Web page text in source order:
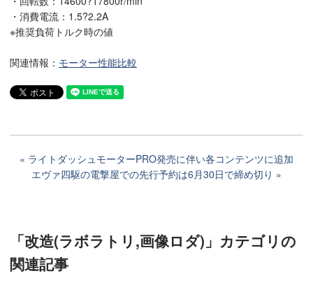
・消費電流：1.5?2.2A
※推奨負荷トルク時の値
関連情報： モーター性能比較
ライトダッシュモーターPRO発売に伴い各コンテンツに追加
エヴァ四駆の電撃屋での先行予約は6月30日で締め切り
「改造(ラボラトリ,画像ロダ)」カテゴリの
関連記事